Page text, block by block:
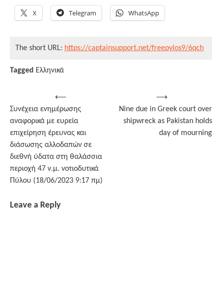
X Telegram WhatsApp
The short URL: https://captainsupport.net/freepylos9/6qch
Tagged Ελληνικά
navigation
⟵
Συνέχεια ενημέρωσης
αναφορικά με ευρεία
επιχείρηση έρευνας και
διάσωσης αλλοδαπών σε
διεθνή ύδατα στη θαλάσσια
περιοχή 47 ν.μ. νοτιοδυτικά
Πύλου (18/06/2023 9:17 πμ)
Nine due in Greek court over
shipwreck as Pakistan holds
day of mourning
⟶
Leave a Reply